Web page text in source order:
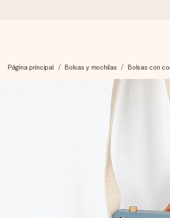
Preparamos tu regalo con cuidado y lo
4,5 (basado en +15.000 opiniones)
Nuestros regalos inspiran. Los clientes nos
Tarjeta de felicitación gratuita
Crea algo único en pocos pasos – con su
Página principal Bolsas y mochilas Bolsas con